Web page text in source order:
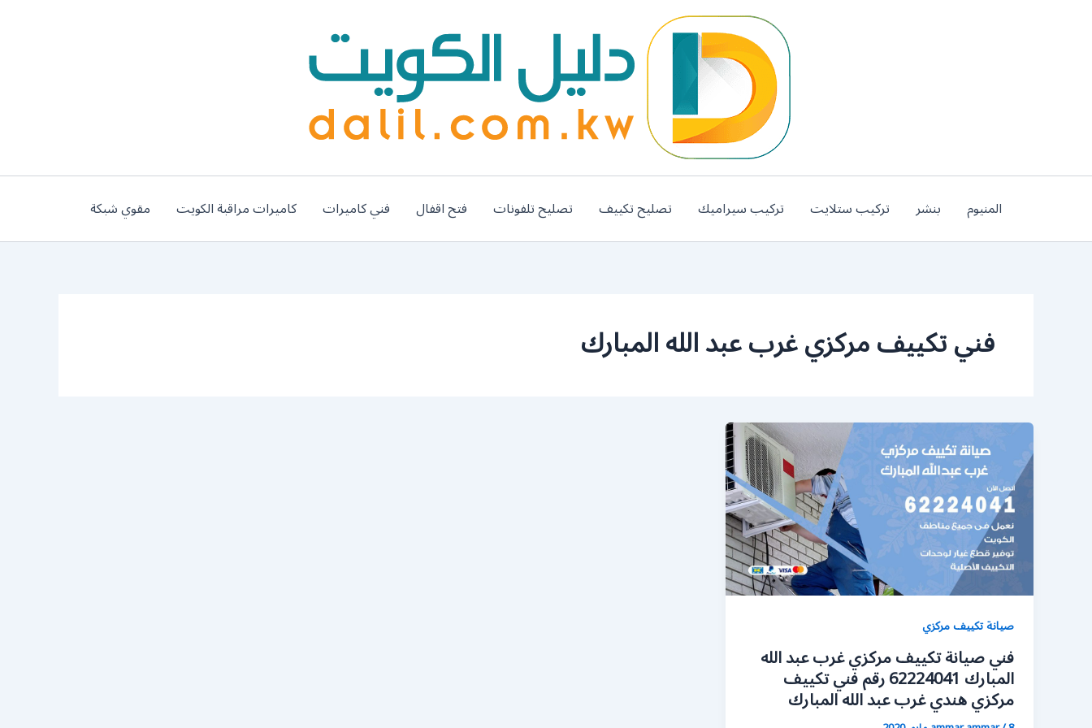
المنيوم بنشر تركيب ستلايت تركيب سيراميك تصليح تكييف تصليح تلفونات فتح اقفال فني كاميرات كاميرات مراقبة الكويت مقوي شبكة
فني تكييف مركزي غرب عبد الله المبارك
صيانة تكييف مركزي
فني صيانة تكييف مركزي غرب عبد الله
المبارك 62224041 رقم فني تكييف
مركزي هندي غرب عبد الله المبارك